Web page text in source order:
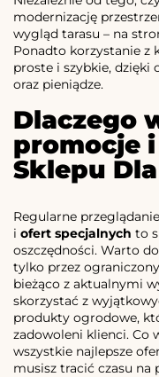
modernizację
wygląd tarasu – na
Ponadto korzystanie z
proste i szybkie, dzięki
oraz pieniądze.
Dlaczego
promocje
Sklepu
Regularne
i ofert specjalnych to
oszczędności. Warto
tylko przez
bieżąco z aktualnymi
skorzystać z
produkty ogrodowe,
zadowoleni klienci. Co
wszystkie najlepsze
musisz tracić czasu na